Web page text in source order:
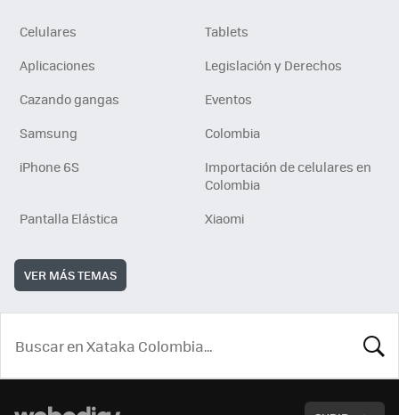
Celulares
Tablets
Aplicaciones
Legislación y Derechos
Cazando gangas
Eventos
Samsung
Colombia
iPhone 6S
Importación de celulares en
Colombia
Pantalla Elástica
Xiaomi
VER MÁS TEMAS